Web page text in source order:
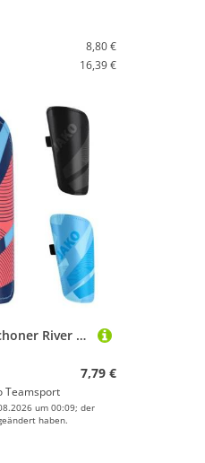
8,80 €
16,39 €
Jako Schienbeinschoner River Basic
7,79 €
Teamsport
um 00:09; der
haben.